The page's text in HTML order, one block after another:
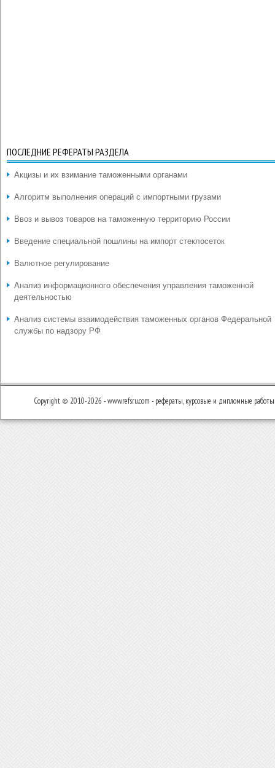
ПОСЛЕДНИЕ РЕФЕРАТЫ РАЗДЕЛА
Акцизы и их взимание таможенными органами
Алгоритм выполнения операций с импортными грузами
Ввоз и вывоз товаров на таможенную территорию России
Введение специальной пошлины на импорт стеклосеток
Валютное регулирование
Анализ информационного обеспечения управления таможенной
деятельностью
Анализ системы взаимодействия таможенных органов Федеральной
службы по надзору РФ
Copyright © 2010-2026 - www.refsru.com - рефераты, курсовые и дипломные работы